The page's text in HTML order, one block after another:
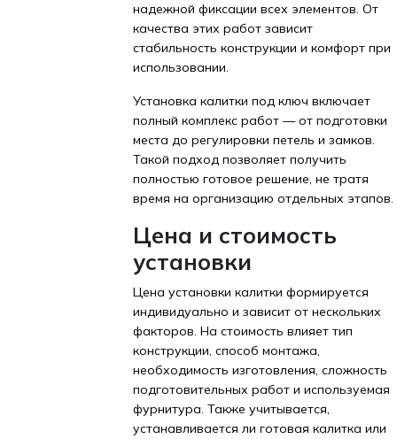
надежной фиксации всех элементов. От
качества этих работ зависит
стабильность конструкции и комфорт при
использовании.
Установка калитки под ключ включает
полный комплекс работ — от подготовки
места до регулировки петель и замков.
Такой подход позволяет получить
полностью готовое решение, не тратя
время на организацию отдельных этапов.
Цена и стоимость
установки
Цена установки калитки формируется
индивидуально и зависит от нескольких
факторов. На стоимость влияет тип
конструкции, способ монтажа,
необходимость изготовления, сложность
подготовительных работ и используемая
фурнитура. Также учитывается,
устанавливается ли готовая калитка или